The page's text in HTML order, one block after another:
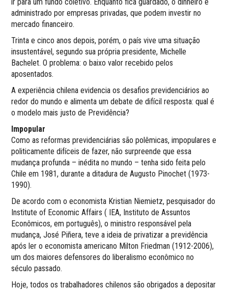
administrado por empresas privadas, que podem investir no
mercado financeiro.
Trinta e cinco anos depois, porém, o país vive uma situação
insustentável, segundo sua própria presidente, Michelle
Bachelet. O problema: o baixo valor recebido pelos
aposentados.
A experiência chilena evidencia os desafios previdenciários ao
redor do mundo e alimenta um debate de difícil resposta: qual é
o modelo mais justo de Previdência?
Impopular
Como as reformas previdenciárias são polêmicas, impopulares e
politicamente difíceis de fazer, não surpreende que essa
mudança profunda – inédita no mundo – tenha sido feita pelo
Chile em 1981, durante a ditadura de Augusto Pinochet (1973-
1990).
De acordo com o economista Kristian Niemietz, pesquisador do
Institute of Economic Affairs ( IEA, Instituto de Assuntos
Econômicos, em português), o ministro responsável pela
mudança, José Piñera, teve a ideia de privatizar a previdência
após ler o economista americano Milton Friedman (1912-2006),
um dos maiores defensores do liberalismo econômico no
século passado.
Hoje, todos os trabalhadores chilenos são obrigados a depositar